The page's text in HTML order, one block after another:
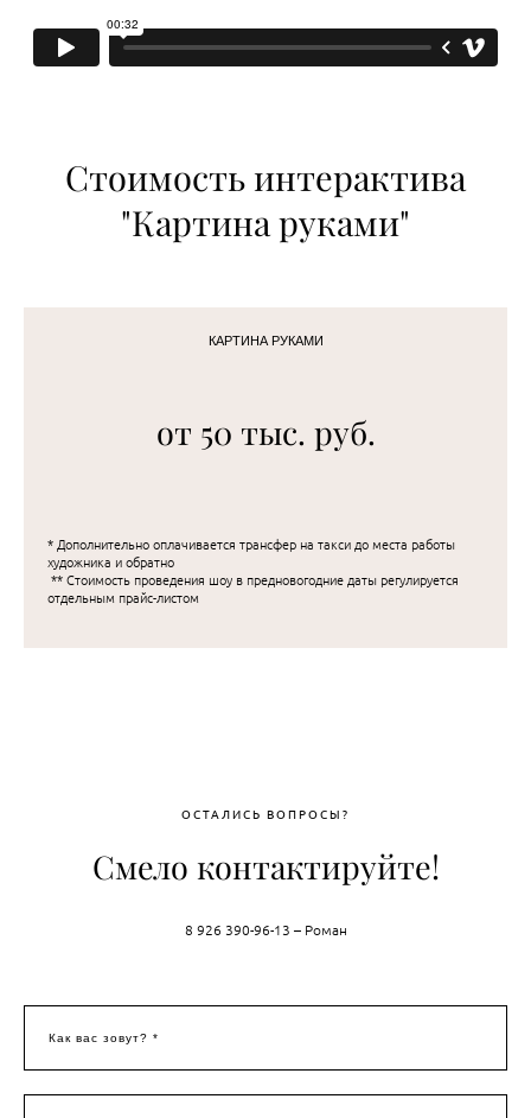
Стоимость интерактива
"Картина руками"
КАРТИНА РУКАМИ
от 50 тыс. руб.
* Дополнительно оплачивается трансфер на такси до места работы
художника и обратно
** Стоимость проведения шоу в предновогодние даты регулируется
отдельным прайс-листом
ОСТАЛИСЬ ВОПРОСЫ?
Смело контактируйте!
8 926 390-96-13 – Роман
Как вас зовут? *